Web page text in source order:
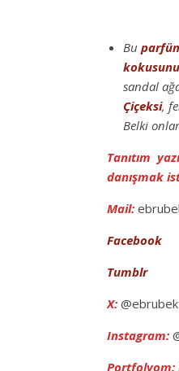
Bu
kokusunu
sandal
Çiçeksi,
Belki
Tanıtım
danışmak
Mail:
Facebook
Tumblr
X:
Instagram:
Portfolyom: